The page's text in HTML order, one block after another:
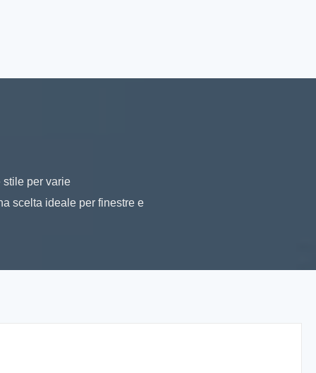
stile per varie
scelta ideale per finestre e